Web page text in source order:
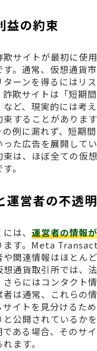
益の約束
サイトが最初に使用
す。通常、仮想通貨
ーンを得るにはリス
詐欺サイトは「短期
ど、現実的には考
束することがありま
例に漏れず、短期
た広告を展開して
束は、ほぼ全ての仮
。
運営者の不透
は、 運営者の情報
ます。Meta
や関連情報はほとん
通貨取引所では、
らにはコンタクト
者は通常、これらの
サイトを見分けるた
公開されているか
である場合、そのサ
ます。